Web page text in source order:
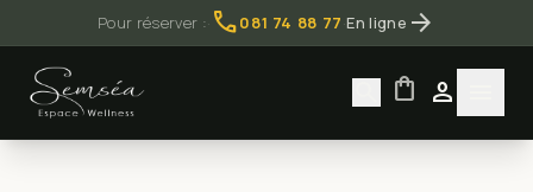
Pour réserver :· call081 74 88 77·En ligne arrow_forward
shopping_bag person